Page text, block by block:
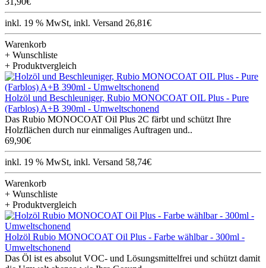
inkl. 19 % MwSt, inkl. Versand 26,81€
Warenkorb
+ Wunschliste
+ Produktvergleich
Holzöl und Beschleuniger, Rubio MONOCOAT OIL Plus - Pure
(Farblos) A+B 390ml - Umweltschonend
Das Rubio MONOCOAT Oil Plus 2C färbt und schützt Ihre
Holzflächen durch nur einmaliges Auftragen und..
69,90€
inkl. 19 % MwSt, inkl. Versand 58,74€
Warenkorb
+ Wunschliste
+ Produktvergleich
Holzöl Rubio MONOCOAT Oil Plus - Farbe wählbar - 300ml -
Umweltschonend
Das Öl ist es absolut VOC- und Lösungsmittelfrei und schützt damit